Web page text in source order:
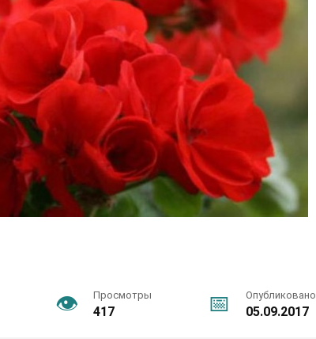
Просмотры
417
Опубликовано
05.09.2017